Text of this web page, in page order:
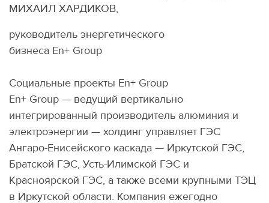
МИХАИЛ ХАРДИКОВ,
руководитель энергетического
бизнеса En+ Group
Социальные проекты En+ Group
En+ Group — ведущий вертикально
интегрированный производитель алюминия и
электроэнергии — холдинг управляет ГЭС
Ангаро-Енисейского каскада — Иркутской ГЭС,
Братской ГЭС, Усть-Илимской ГЭС и
Красноярской ГЭС, а также всеми крупными ТЭЦ
в Иркутской области. Компания ежегодно